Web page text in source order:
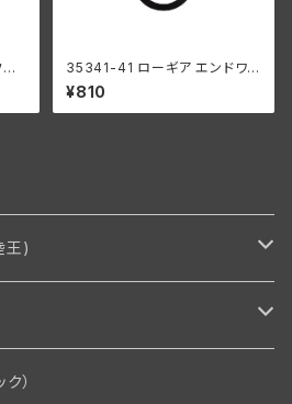
35341-41 ローギア エンドワッ
シャー1個
¥810
王)
レター
）